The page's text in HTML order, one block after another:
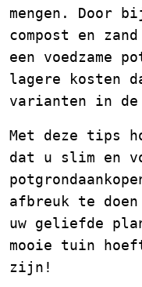
mengen. Door
compost en
een voedzame
lagere kosten
varianten in
Met deze tips
dat u slim en
afbreuk te doen
uw geliefde
mooie tuin
zijn!